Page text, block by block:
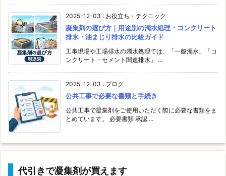
2025-12-03 : お役立ち・テクニック
凝集剤の選び方｜用途別の濁水処理・コンクリート
排水・油まじり排水の比較ガイド
工事現場や工場排水の濁水処理では、「一般濁水」「コ
ンクリート・セメント関連排水」 ...
2025-12-03 : ブログ
公共工事で必要な書類と手続き
公共工事で凝集剤をご使用いただく際に必要な書類をま
とめています。 必要書類 承認 ...
代引きで凝集剤が買えます